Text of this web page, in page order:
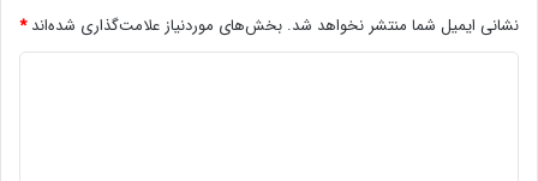
نشانی ایمیل شما منتشر نخواهد شد. بخش‌های موردنیاز علامت‌گذاری شده‌اند*